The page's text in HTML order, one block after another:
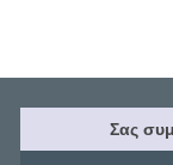
Σας